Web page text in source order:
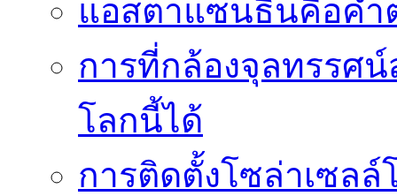
แอสตาแซนธินคือค
การที่กล้องจุลทรรศ
โลกนี้ได้
การติดตั้งโซล่าเซลล์